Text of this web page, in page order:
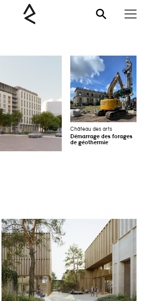
Château des arts
Démarrage des forages
de géothermie